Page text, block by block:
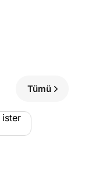
Tümü